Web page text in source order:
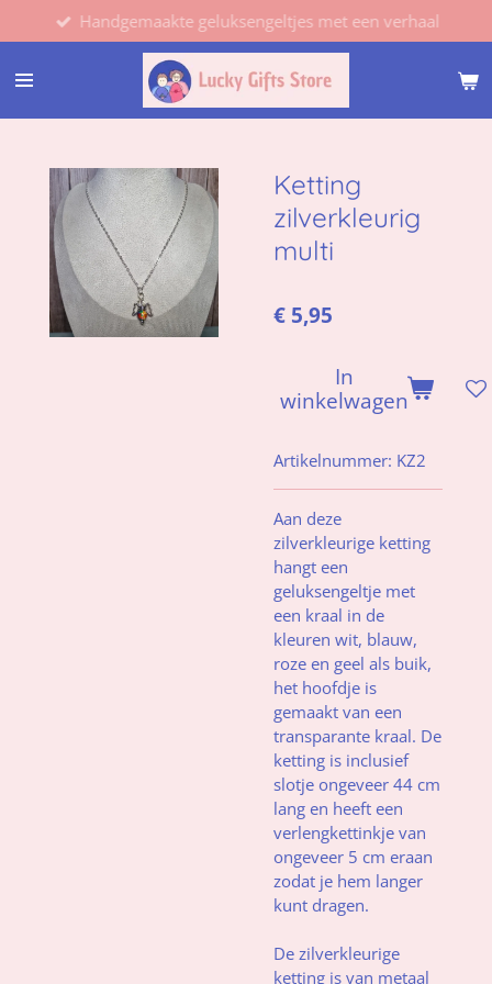
direct
naar
hoofdinhoud
Handgemaakte geluksengeltjes met een verhaal
Ketting
zilverkleurig
multi
€ 5,95
In
winkelwagen
Artikelnummer: KZ2
Aan deze
zilverkleurige ketting
hangt een
geluksengeltje met
een kraal in de
kleuren wit, blauw,
roze en geel als buik,
het hoofdje is
gemaakt van een
transparante kraal. De
ketting is inclusief
slotje ongeveer 44 cm
lang en heeft een
verlengkettinkje van
ongeveer 5 cm eraan
zodat je hem langer
kunt dragen.
De zilverkleurige
ketting is van metaal